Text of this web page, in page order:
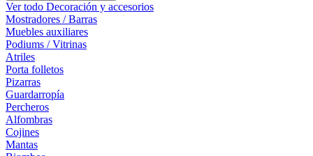
Ver todo Decoración y accesorios
Mostradores / Barras
Muebles auxiliares
Podiums / Vitrinas
Atriles
Porta folletos
Pizarras
Guardarropía
Percheros
Alfombras
Cojines
Mantas